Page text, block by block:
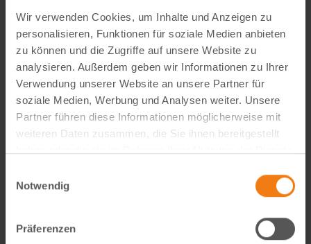
Wir verwenden Cookies, um Inhalte und Anzeigen zu
personalisieren, Funktionen für soziale Medien anbieten
zu können und die Zugriffe auf unsere Website zu
analysieren. Außerdem geben wir Informationen zu Ihrer
Verwendung unserer Website an unsere Partner für
soziale Medien, Werbung und Analysen weiter. Unsere
Partner führen diese Informationen möglicherweise mit
weiteren Daten zusammen, die Sie ihnen bereitgestellt
Notwendig
Präferenzen
gestaltest du verkaufsstarke Amazon- und E-Commerce-